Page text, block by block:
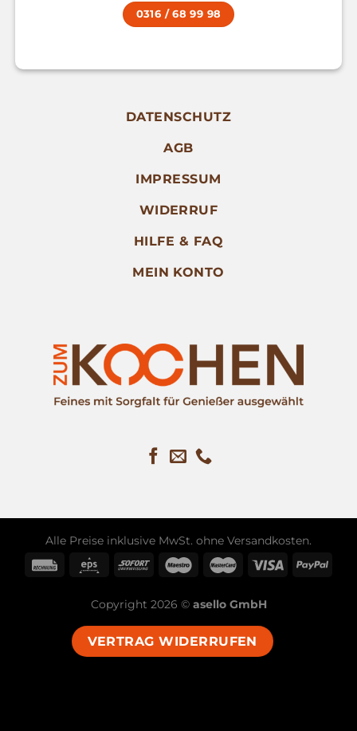
0316 / 68 99 98
DATENSCHUTZ
AGB
IMPRESSUM
WIDERRUF
HILFE & FAQ
MEIN KONTO
Alle Preise inklusive MwSt. ohne Versandkosten.
Copyright 2026 © asello GmbH
VERTRAG WIDERRUFEN